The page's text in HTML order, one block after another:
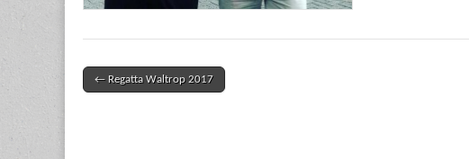
Post navigation
← Regatta Waltrop 2017